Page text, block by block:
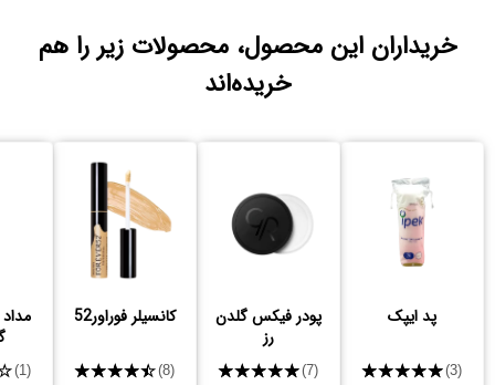
خریداران این محصول، محصولات زیر را هم
خریده‌اند
پد ایپک
★★★★★(3)
پودر فیکس گلدن
رز
★★★★★(7)
کانسیلر فوراور52
★★★★★(8)
(1)